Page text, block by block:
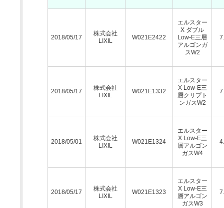
2018/05/17
株式会社
LIXIL
W021E2422
エルスター
X ダブル
Low-E三層
アルゴンガ
スW2
2018/05/17
株式会社
LIXIL
W021E1332
エルスター
X Low-E三
層クリプト
ンガスW2
2018/05/01
株式会社
LIXIL
W021E1324
エルスター
X Low-E三
層アルゴン
ガスW4
2018/05/17
株式会社
LIXIL
W021E1323
エルスター
X Low-E三
層アルゴン
ガスW3